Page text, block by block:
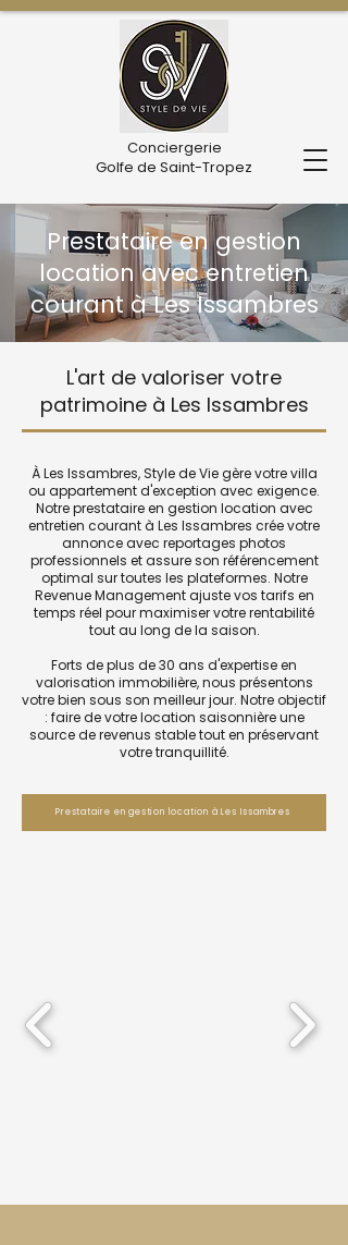
Conciergerie
Golfe de Saint-Tropez
Prestataire en gestion
location avec entretien
courant à Les Issambres
L'art de valoriser votre
patrimoine à Les Issambres
À Les Issambres, Style de Vie gère votre villa
ou appartement d'exception avec exigence.
Notre prestataire en gestion location avec
entretien courant à Les Issambres crée votre
annonce avec reportages photos
professionnels et assure son référencement
optimal sur toutes les plateformes. Notre
Revenue Management ajuste vos tarifs en
temps réel pour maximiser votre rentabilité
tout au long de la saison.
Forts de plus de 30 ans d'expertise en
valorisation immobilière, nous présentons
votre bien sous son meilleur jour. Notre objectif
: faire de votre location saisonnière une
source de revenus stable tout en préservant
votre tranquillité.
Prestataire en gestion location à Les Issambres